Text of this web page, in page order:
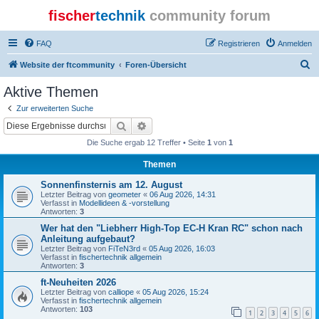
fischertechnik community forum
FAQ Anmelden
Registrieren
Website der ftcommunity Foren-Übersicht
Aktive Themen
Zur erweiterten Suche
Suche
Die Suche ergab 12 Treffer • Seite 1 von 1
Themen
Sonnenfinsternis am 12. August
Letzter Beitrag von geometer « 06 Aug 2026, 14:31
Verfasst in Modellideen & -vorstellung
Antworten: 3
Wer hat den "Liebherr High-Top EC-H Kran RC" schon nach
Anleitung aufgebaut?
Letzter Beitrag von FiTeN3rd « 05 Aug 2026, 16:03
Verfasst in fischertechnik allgemein
Antworten: 3
ft-Neuheiten 2026
Letzter Beitrag von calliope « 05 Aug 2026, 15:24
Verfasst in fischertechnik allgemein
Antworten: 103 1 2 3 4 5 6